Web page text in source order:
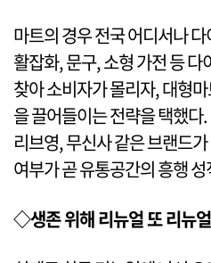
마트의 경우 전국 어디서나
활잡화, 문구, 소형 가전 등
찾아 소비자가 몰리자, 대형
을 끌어들이는 전략을 택했
리브영, 무신사 같은 브랜드
여부가 곧 유통공간의 흥행
◇생존 위해 리뉴얼 또 리뉴얼